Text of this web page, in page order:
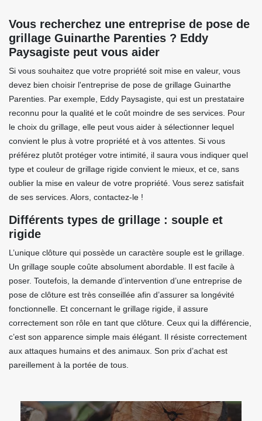
Vous recherchez une entreprise de pose de
grillage Guinarthe Parenties ? Eddy
Paysagiste peut vous aider
Si vous souhaitez que votre propriété soit mise en valeur, vous
devez bien choisir l'entreprise de pose de grillage Guinarthe
Parenties. Par exemple, Eddy Paysagiste, qui est un prestataire
reconnu pour la qualité et le coût moindre de ses services. Pour
le choix du grillage, elle peut vous aider à sélectionner lequel
convient le plus à votre propriété et à vos attentes. Si vous
préférez plutôt protéger votre intimité, il saura vous indiquer quel
type et couleur de grillage rigide convient le mieux, et ce, sans
oublier la mise en valeur de votre propriété. Vous serez satisfait
de ses services. Alors, contactez-le !
Différents types de grillage : souple et
rigide
L’unique clôture qui possède un caractère souple est le grillage.
Un grillage souple coûte absolument abordable. Il est facile à
poser. Toutefois, la demande d’intervention d’une entreprise de
pose de clôture est très conseillée afin d’assurer sa longévité
fonctionnelle. Et concernant le grillage rigide, il assure
correctement son rôle en tant que clôture. Ceux qui la différencie,
c’est son apparence simple mais élégant. Il résiste correctement
aux attaques humains et des animaux. Son prix d’achat est
pareillement à la portée de tous.